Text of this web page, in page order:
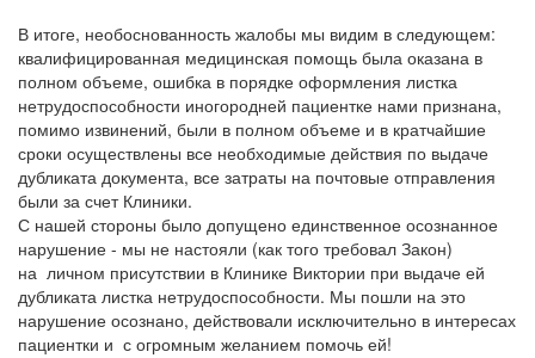
В итоге, необоснованность жалобы мы видим в следующем:
квалифицированная медицинская помощь была оказана в
полном объеме, ошибка в порядке оформления листка
нетрудоспособности иногородней пациентке нами признана,
помимо извинений, были в полном объеме и в кратчайшие
сроки осуществлены все необходимые действия по выдаче
дубликата документа, все затраты на почтовые отправления
были за счет Клиники.
С нашей стороны было допущено единственное осознанное
нарушение - мы не настояли (как того требовал Закон)
на личном присутствии в Клинике Виктории при выдаче ей
дубликата листка нетрудоспособности. Мы пошли на это
нарушение осознано, действовали исключительно в интересах
пациентки и с огромным желанием помочь ей!